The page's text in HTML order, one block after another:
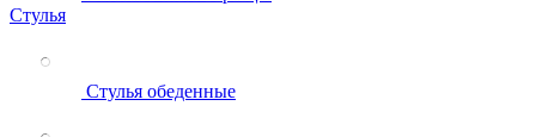
Стулья
Стулья обеденные